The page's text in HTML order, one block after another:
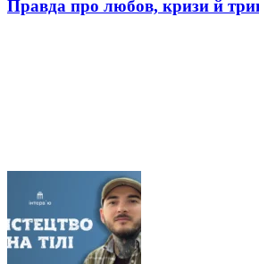
Правда про любов, кризи й